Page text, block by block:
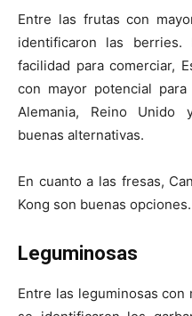
Entre las frutas con
identificaron las
facilidad para comerciar,
con mayor potencial
Alemania, Reino Unido
buenas alternativas.
En cuanto a las fresas,
Kong son buenas opciones.
Leguminosas
Entre las leguminosas